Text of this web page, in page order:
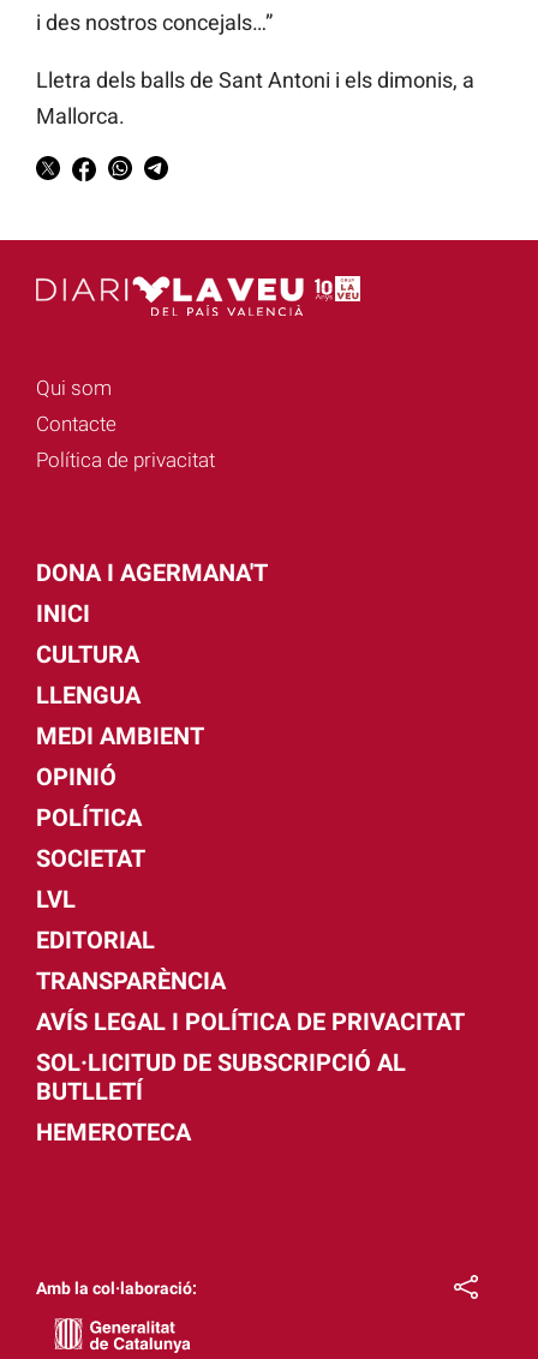
i des nostros concejals…”
Lletra dels balls de Sant Antoni i els dimonis, a
Mallorca.
Qui som
Contacte
Política de privacitat
DONA I AGERMANA'T
INICI
CULTURA
LLENGUA
MEDI AMBIENT
OPINIÓ
POLÍTICA
SOCIETAT
LVL
EDITORIAL
TRANSPARÈNCIA
AVÍS LEGAL I POLÍTICA DE PRIVACITAT
SOL·LICITUD DE SUBSCRIPCIÓ AL
BUTLLETÍ
HEMEROTECA
Amb la col·laboració: